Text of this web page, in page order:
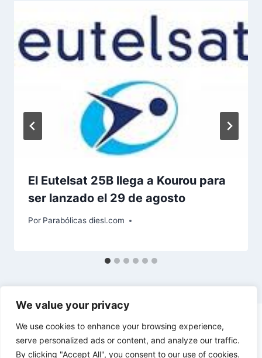
We value your privacy
We use cookies to enhance your browsing experience,
serve personalized ads or content, and analyze our traffic.
By clicking "Accept All", you consent to our use of cookies.
El Eutelsat 25B llega a Kourou para
ser lanzado el 29 de agosto
Por Parabólicas diesl.com